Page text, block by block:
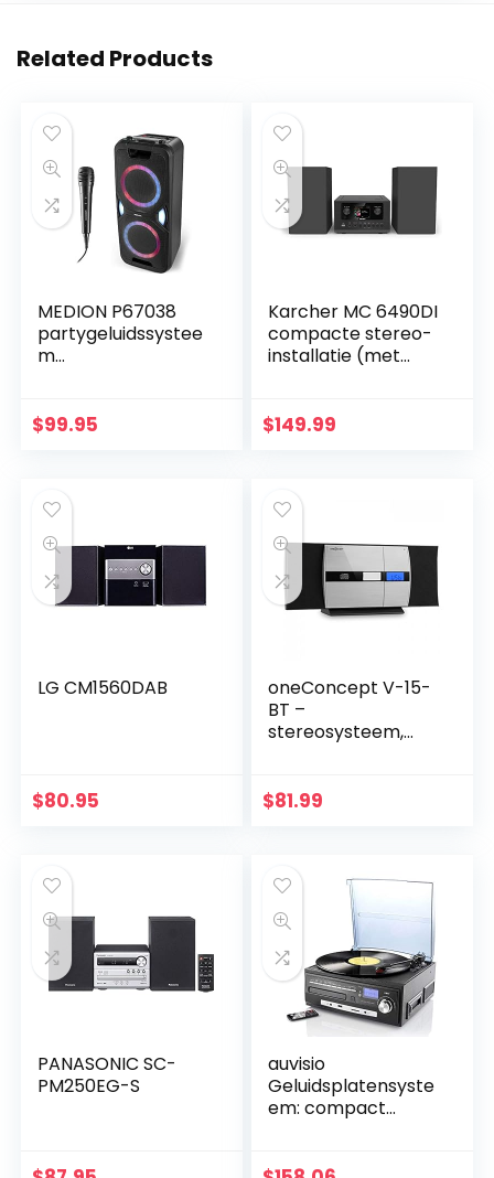
Related Products
MEDION P67038
partygeluidssystee
m
FM-radio,
$99.95
Karcher MC 6490DI
compacte stereo-
installatie (met
internetradio en
$149.99
LG CM1560DAB
$80.95
oneConcept V-15-
BT –
stereosysteem,
Bluetooth, MP3,
$81.99
PANASONIC SC-
PM250EG-S
auvisio
Geluidsplatensyste
em: compact